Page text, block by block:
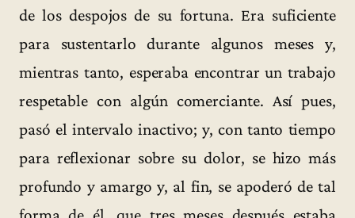
de los despojos de su fortuna. Era suficiente
para sustentarlo durante algunos meses y,
mientras tanto, esperaba encontrar un trabajo
respetable con algún comerciante. Así pues,
pasó el intervalo inactivo; y, con tanto tiempo
para reflexionar sobre su dolor, se hizo más
profundo y amargo y, al fin, se apoderó de tal